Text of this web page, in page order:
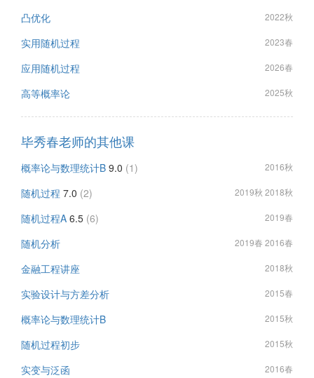
凸优化 2022秋
实用随机过程 2023春
应用随机过程 2026春
高等概率论 2025秋
毕秀春老师的其他课
概率论与数理统计B 9.0 (1) 2016秋
随机过程 7.0 (2) 2019秋 2018秋
随机过程A 6.5 (6) 2019春
随机分析 2019春 2016春
金融工程讲座 2018秋
实验设计与方差分析 2015春
概率论与数理统计B 2015秋
随机过程初步 2015秋
实变与泛函 2016春